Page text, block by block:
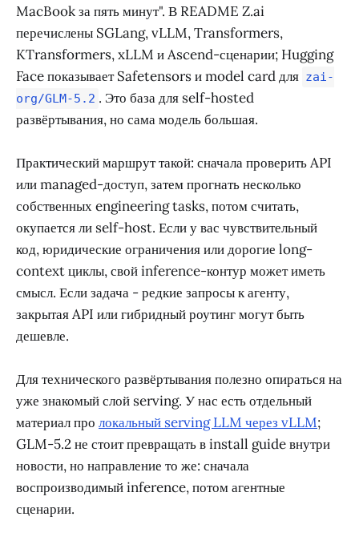
MacBook за пять минут". В README Z.ai
перечислены SGLang, vLLM, Transformers,
KTransformers, xLLM и Ascend-сценарии; Hugging
Face показывает Safetensors и model card для zai-
org/GLM-5.2 . Это база для self-hosted
развёртывания, но сама модель большая.
Практический маршрут такой: сначала проверить API
или managed-доступ, затем прогнать несколько
собственных engineering tasks, потом считать,
окупается ли self-host. Если у вас чувствительный
код, юридические ограничения или дорогие long-
context циклы, свой inference-контур может иметь
смысл. Если задача - редкие запросы к агенту,
закрытая API или гибридный роутинг могут быть
дешевле.
Для технического развёртывания полезно опираться на
уже знакомый слой serving. У нас есть отдельный
материал про локальный serving LLM через vLLM;
GLM-5.2 не стоит превращать в install guide внутри
новости, но направление то же: сначала
воспроизводимый inference, потом агентные
сценарии.